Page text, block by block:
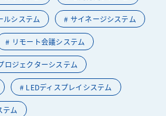
ルシステム # サイネージシステム
# リモート会議システム
ロジェクターシステム
# LEDディスプレイシステム
テム